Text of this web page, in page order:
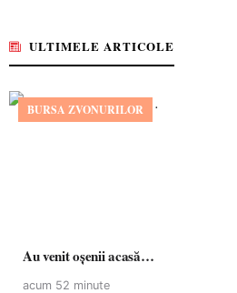
ULTIMELE ARTICOLE
BURSA ZVONURILOR
Au venit oșenii acasă…
acum 52 minute